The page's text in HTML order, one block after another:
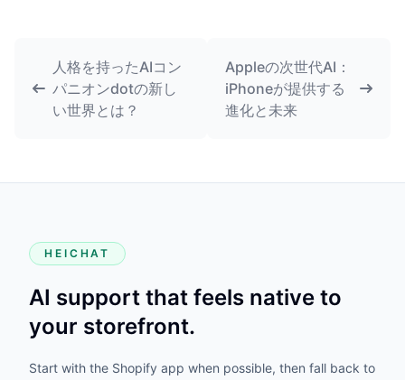
人格を持ったAIコン
パニオンdotの新し
い世界とは？
Appleの次世代AI：
iPhoneが提供する
進化と未来
HEICHAT
AI support that feels native to
your storefront.
Start with the Shopify app when possible, then fall back to